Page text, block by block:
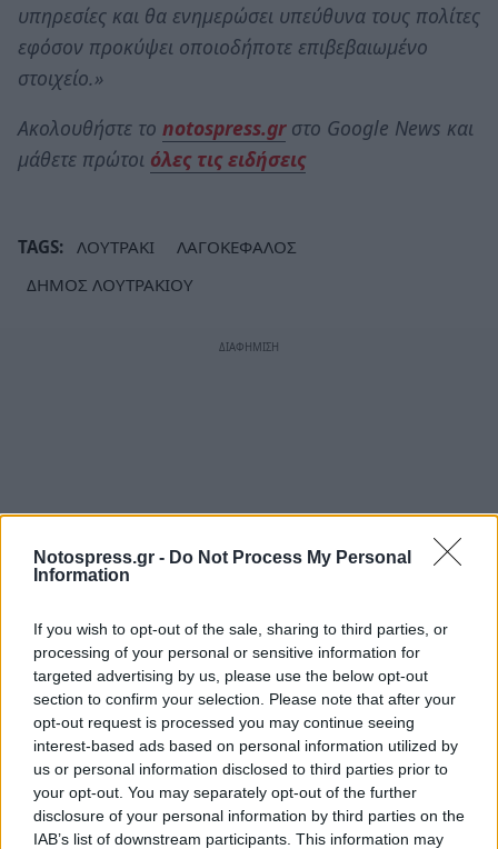
Notospress.gr - Do Not Process My Personal
Information
If you wish to opt-out of the sale, sharing to third parties, or
processing of your personal or sensitive information for
targeted advertising by us, please use the below opt-out
section to confirm your selection. Please note that after your
opt-out request is processed you may continue seeing
interest-based ads based on personal information utilized by
us or personal information disclosed to third parties prior to
your opt-out. You may separately opt-out of the further
disclosure of your personal information by third parties on the
IAB’s list of downstream participants. This information may
υπηρεσίες και θα ενημερώσει υπεύθυνα τους πολίτες
εφόσον προκύψει οποιοδήποτε επιβεβαιωμένο
στοιχείο.»
Ακολουθήστε το notospress.grστο Google News και
μάθετε πρώτοι όλες τις ειδήσεις
TAGS: ΛΟΥΤΡΑΚΙ
ΛΑΓΟΚΕΦΑΛΟΣ
ΔΗΜΟΣ ΛΟΥΤΡΑΚΙΟΥ